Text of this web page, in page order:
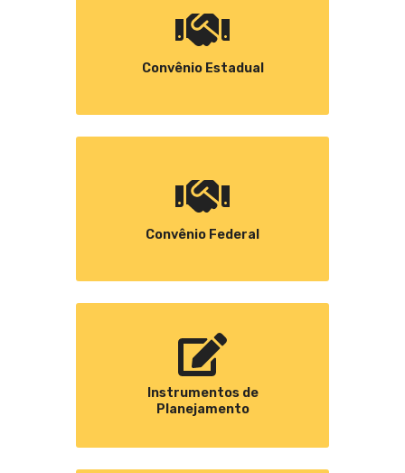
Convênio Estadual
Convênio Federal
Instrumentos de
Planejamento